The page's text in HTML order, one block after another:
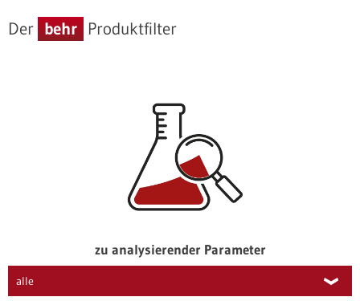
Der behr Produktfilter
zu analysierender Parameter